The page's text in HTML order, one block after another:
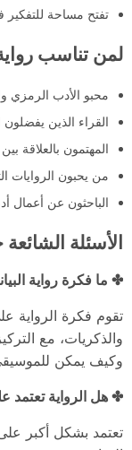
تفتح مساحة للتفكير
لمن تناسب رواية
محبو الأدب الرمزي
القراء الذين يفضلون
المهتمون بالعلاقة
من يحبون الروايات
الباحثون عن أعمال
الأسئلة الشائعة
✤ ما فكرة رواية
تقوم فكرة الرواية
والذكريات، مع
وكيف يمكن
✤ هل الرواية تعتمد
تعتمد بشكل أكبر